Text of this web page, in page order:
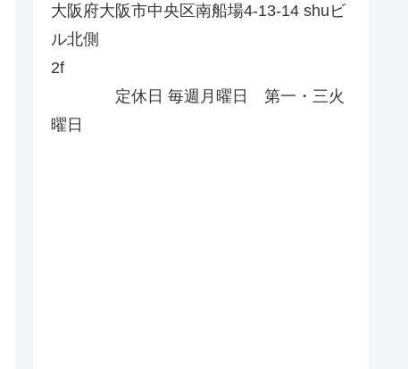
大阪府大阪市中央区南船場4-13-14 shuビ
ル北側
2f
定休日 毎週月曜日 第一・三火
曜日